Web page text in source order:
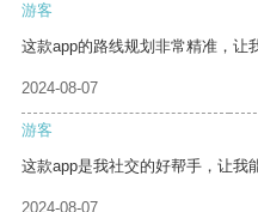
游客
这款app的路线规划非常精准，让
2024-08-07
游客
这款app是我社交的好帮手，让我
2024-08-07